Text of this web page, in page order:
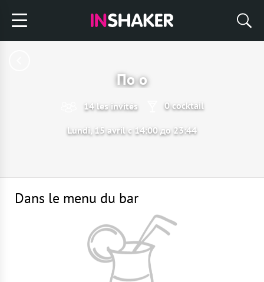
По о
14 les invités 0 cocktail
Lundi, 15 avril с 14:00 до 23:44
Dans le menu du bar